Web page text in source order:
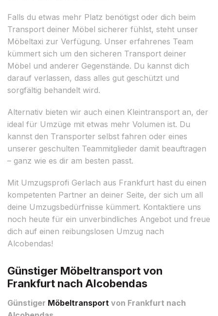
Falls du etwas mehr Platz benötigst oder dich beim
Transport deiner Möbel sicherer fühlst, steht unser
Möbeltaxi zur Verfügung. Unser erfahrenes Team
kümmert sich um den sicheren Transport deiner
Möbel und anderer Gegenstände. Du kannst dich
darauf verlassen, dass alles gut geschützt und
sorgfältig behandelt wird.
Alternativ bieten wir auch einen Kleintransport an, der
ideal für Umzüge mit etwas mehr Volumen ist. Du
kannst den Transporter selbst fahren oder eines
unserer geschulten Teammitglieder damit beauftragen
– ganz wie es dir am besten passt.
Mit Umzugsprofi Gerlach aus Frankfurt hast du einen
kompetenten Partner an deiner Seite, der sich um all
deine Umzugsbedürfnisse kümmert. Kontaktiere uns
noch heute für ein unverbindliches Angebot und freue
dich auf einen reibungslosen Umzug nach
Alcobendas!
Günstiger Möbeltransport von
Frankfurt nach Alcobendas
Günstiger Möbeltransport von Frankfurt nach